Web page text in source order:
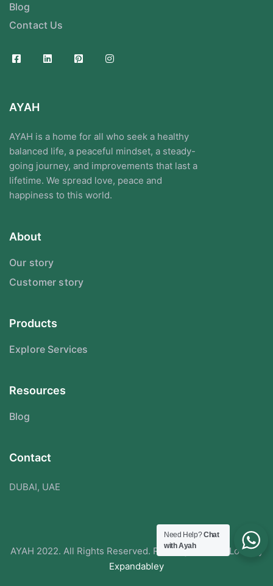
Blog
Contact Us
AYAH
AYAH is a home for all who seek a healthy
balanced life, a peaceful mindset, a steady-
going journey, and improvements that last a
lifetime. We spread love, peace and
happiness to this world.
About
Our story
Customer story
Products
Explore Services
Resources
Blog
Contact
DUBAI, UAE
AYAH 2022. All Rights Reserved. Redesigned With Love By
Expandabley
Need Help?Chat
with Ayah